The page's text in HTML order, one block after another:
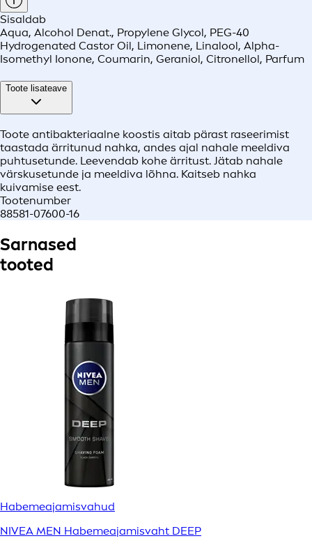
Sisaldab
Aqua, Alcohol Denat., Propylene Glycol, PEG-40
Hydrogenated Castor Oil, Limonene, Linalool, Alpha-
Isomethyl Ionone, Coumarin, Geraniol, Citronellol, Parfum
Toote lisateave
Toote antibakteriaalne koostis aitab pärast raseerimist
taastada ärritunud nahka, andes ajal nahale meeldiva
puhtusetunde. Leevendab kohe ärritust. Jätab nahale
värskusetunde ja meeldiva lõhna. Kaitseb nahka
kuivamise eest.
Tootenumber
88581-07600-16
Sarnased
tooted
Habemeajamisvahud
NIVEA MEN Habemeajamisvaht DEEP